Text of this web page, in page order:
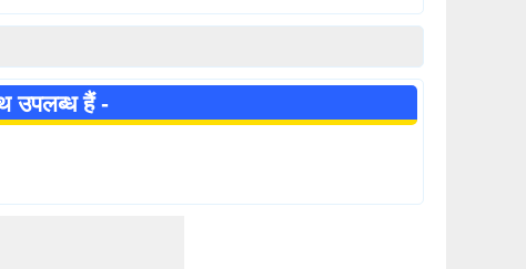
उपलब्ध हैं -